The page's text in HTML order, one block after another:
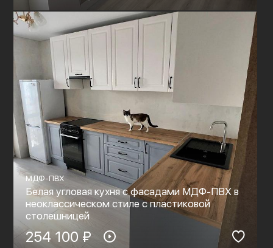
МДФ-ПВХ
Белая угловая кухня с фасадами МДФ-ПВХ в
неоклассическом стиле с пластиковой
столешницей
254 100 ₽